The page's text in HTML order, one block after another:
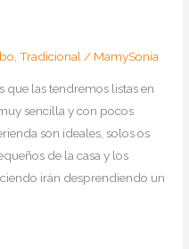
,Tradicional/ MamySonia
que las tendremos listas en
sencilla y con pocos
son ideales, solos os
de la casa y los
irán desprendiendo un